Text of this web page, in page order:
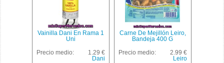
Vainilla Dani En Rama 1
Uni
Precio medio:
1.29 €
Dani
Carne De Mejillón Leiro,
Bandeja 400 G
Precio medio:
2.99 €
Leiro